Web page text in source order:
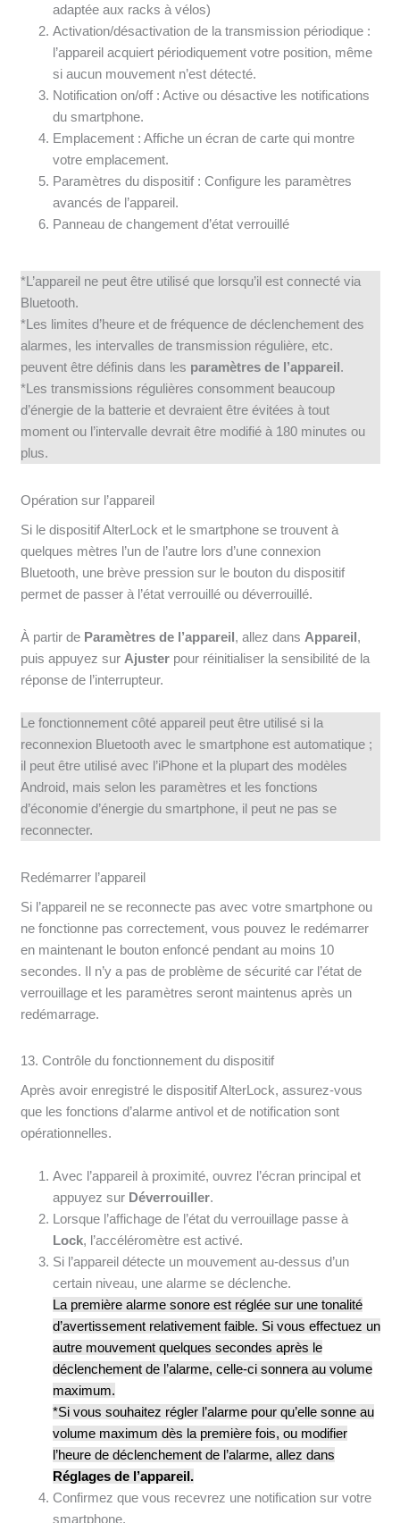
adaptée aux racks à vélos)
Activation/désactivation de la transmission périodique :
l’appareil acquiert périodiquement votre position, même
si aucun mouvement n’est détecté.
Notification on/off : Active ou désactive les notifications
du smartphone.
Emplacement : Affiche un écran de carte qui montre
votre emplacement.
Paramètres du dispositif : Configure les paramètres
avancés de l’appareil.
Panneau de changement d’état verrouillé
*L’appareil ne peut être utilisé que lorsqu’il est connecté via
Bluetooth.
*Les limites d’heure et de fréquence de déclenchement des
alarmes, les intervalles de transmission régulière, etc.
peuvent être définis dans les paramètres de l’appareil.
*Les transmissions régulières consomment beaucoup
d’énergie de la batterie et devraient être évitées à tout
moment ou l’intervalle devrait être modifié à 180 minutes ou
plus.
Opération sur l’appareil
Si le dispositif AlterLock et le smartphone se trouvent à
quelques mètres l’un de l’autre lors d’une connexion
Bluetooth, une brève pression sur le bouton du dispositif
permet de passer à l’état verrouillé ou déverrouillé.
À partir de Paramètres de l’appareil, allez dans Appareil,
puis appuyez sur Ajusterpour réinitialiser la sensibilité de la
réponse de l’interrupteur.
Le fonctionnement côté appareil peut être utilisé si la
reconnexion Bluetooth avec le smartphone est automatique ;
il peut être utilisé avec l’iPhone et la plupart des modèles
Android, mais selon les paramètres et les fonctions
d’économie d’énergie du smartphone, il peut ne pas se
reconnecter.
Redémarrer l’appareil
Si l’appareil ne se reconnecte pas avec votre smartphone ou
ne fonctionne pas correctement, vous pouvez le redémarrer
en maintenant le bouton enfoncé pendant au moins 10
secondes. Il n’y a pas de problème de sécurité car l’état de
verrouillage et les paramètres seront maintenus après un
redémarrage.
13. Contrôle du fonctionnement du dispositif
Après avoir enregistré le dispositif AlterLock, assurez-vous
que les fonctions d’alarme antivol et de notification sont
opérationnelles.
Avec l’appareil à proximité, ouvrez l’écran principal et
appuyez sur Déverrouiller.
Lorsque l’affichage de l’état du verrouillage passe à
Lock, l’accéléromètre est activé.
Si l’appareil détecte un mouvement au-dessus d’un
certain niveau, une alarme se déclenche.
La première alarme sonore est réglée sur une tonalité
d’avertissement relativement faible. Si vous effectuez un
autre mouvement quelques secondes après le
déclenchement de l’alarme, celle-ci sonnera au volume
maximum.
*Si vous souhaitez régler l’alarme pour qu’elle sonne au
volume maximum dès la première fois, ou modifier
l’heure de déclenchement de l’alarme, allez dans
Réglages de l’appareil.
Confirmez que vous recevrez une notification sur votre
smartphone.